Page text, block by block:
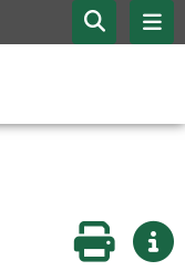
Seite